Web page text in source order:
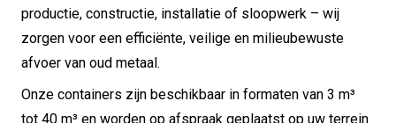
productie, constructie, installatie of sloopwerk – wij
zorgen voor een efficiënte, veilige en milieubewuste
afvoer van oud metaal.
Onze containers zijn beschikbaar in formaten van 3 m³
tot 40 m³ en worden op afspraak geplaatst op uw terrein